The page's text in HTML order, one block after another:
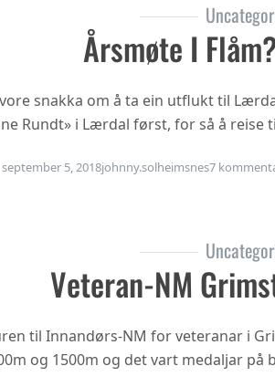
Årsmøte I
snakka om å ta ein utflukt til
Rundt» i Lærdal først, for så å reise
september 5, 2018johnny.solheimsnes7
Veteran-NM
til Innandørs-NM for veteranar i
og 1500m og det vart medaljar på